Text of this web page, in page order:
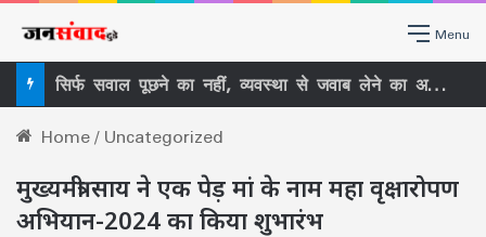
Menu
सिर्फ सवाल पूछने का नहीं, व्यवस्था से जवाब लेने का अधिकार है RTI, राजधानी में लोगों ने सीखा RTI का असली इस्तेमाल
Home/Uncategorized
मुख्यमंत्री साय ने एक पेड़ मां के नाम महा वृक्षारोपण
अभियान-2024 का किया शुभारंभ